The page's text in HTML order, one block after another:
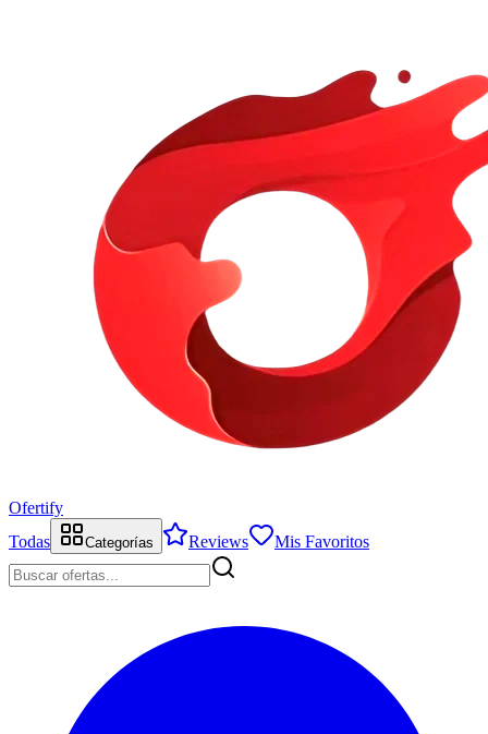
Ofertify
Todas
Categorías Reviews Mis Favoritos